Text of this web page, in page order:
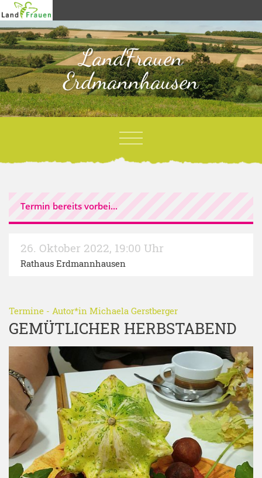
LandFrauen
Erdmannhausen
Termin bereits vorbei...
26. Oktober 2022, 19:00 Uhr
Rathaus Erdmannhausen
Termine - Autor*in Michaela Gerstberger
GEMÜTLICHER HERBSTABEND